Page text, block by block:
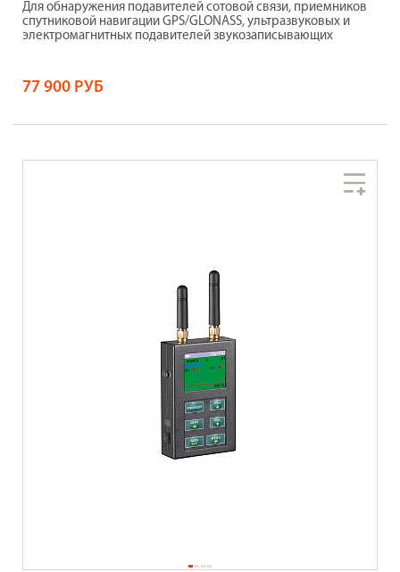
Для обнаружения подавителей сотовой связи, приемников
спутниковой навигации GPS/GLONASS, ультразвуковых и
электромагнитных подавителей звукозаписывающих
77 900 РУБ